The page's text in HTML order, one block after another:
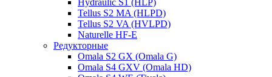
Hydraulic S1 (HLP)
Tellus S2 MA (HLPD)
Tellus S2 VA (HVLPD)
Naturelle HF-E
Редукторные
Omala S2 GX (Omala G)
Omala S4 GXV (Omala HD)